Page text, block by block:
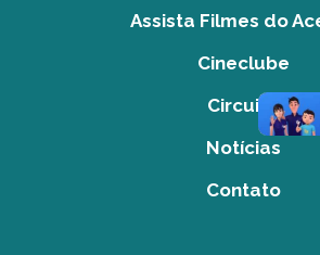
Assista Filmes do
Cineclube
Circuito
Notícias
Contato